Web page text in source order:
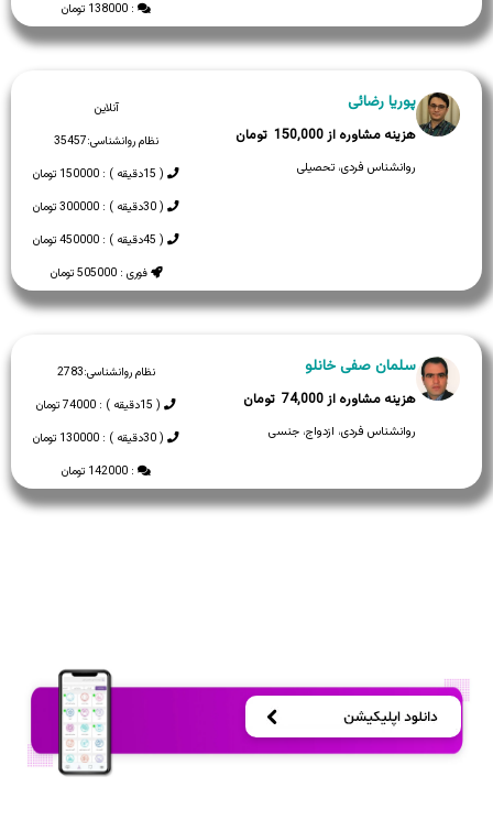
: 138000 تومان
آنلاین
نظام روانشناسی:35457
( 15دقیقه ) : 150000 تومان
( 30دقیقه ) : 300000 تومان
( 45دقیقه ) : 450000 تومان
فوری : 505000 تومان
پوریا رضائی
150,000
روانشناس فردی، تحصیلی
نظام روانشناسی:2783
( 15دقیقه ) : 74000 تومان
( 30دقیقه ) : 130000 تومان
: 142000 تومان
سلمان صفی خانلو
74,000
روانشناس فردی، ازدواج، جنسی